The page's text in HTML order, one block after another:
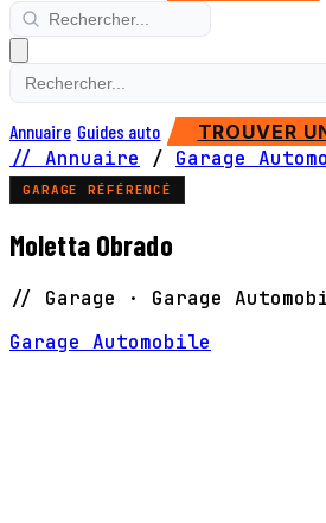
Annuaire Guides auto TROUVER
// Annuaire / Garage
GARAGE RÉFÉRENCÉ
Moletta Obrado
// Garage · Garage
Garage Automobile